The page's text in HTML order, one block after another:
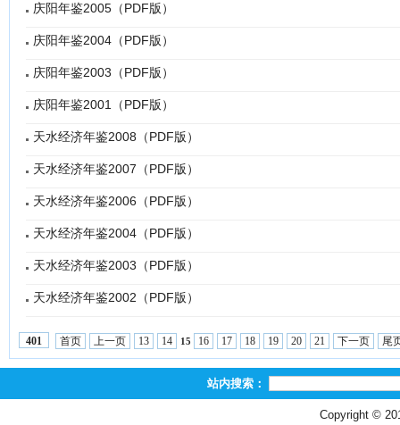
庆阳年鉴2005（PDF版）
庆阳年鉴2004（PDF版）
庆阳年鉴2003（PDF版）
庆阳年鉴2001（PDF版）
天水经济年鉴2008（PDF版）
天水经济年鉴2007（PDF版）
天水经济年鉴2006（PDF版）
天水经济年鉴2004（PDF版）
天水经济年鉴2003（PDF版）
天水经济年鉴2002（PDF版）
401 首页 上一页 13 14 15 16 17 18 19 20 21 下一页 尾
站内搜索：
Copyright ©